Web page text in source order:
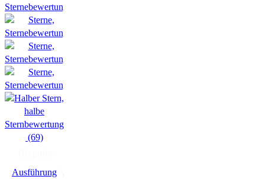
(69)
Ausführung